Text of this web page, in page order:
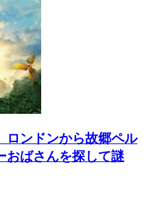
ロンドンから故郷ペル
おばさんを探して謎